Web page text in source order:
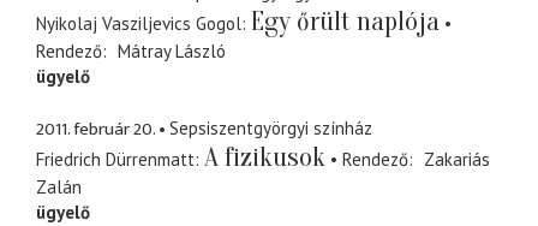
Nyikolaj Vasziljevics Gogol Egy őrült naplója
Rendező
Mátray László
ügyelő
2011. február 20.
Sepsiszentgyörgyi színház
Friedrich Dürrenmatt A fizikusok Rendező
Zakariás
Zalán
ügyelő